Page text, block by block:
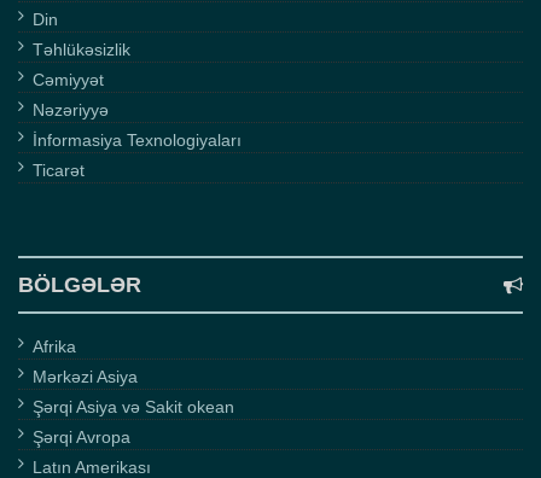
Din
Təhlükəsizlik
Cəmiyyət
Nəzəriyyə
İnformasiya Texnologiyaları
Ticarət
BÖLGƏLƏR
Afrika
Mərkəzi Asiya
Şərqi Asiya və Sakit okean
Şərqi Avropa
Latın Amerikası